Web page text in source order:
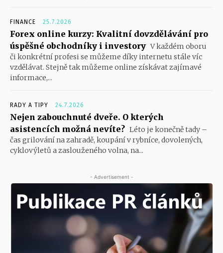
FINANCE 25.7.2026
Forex online kurzy: Kvalitní dovzdělávání pro
úspěšné obchodníky i investory V každém oboru
či konkrétní profesi se můžeme díky internetu stále víc
vzdělávat. Stejně tak můžeme online získávat zajímavé
informace,...
RADY A TIPY 24.7.2026
Nejen zabouchnuté dveře. O kterých
asistencích možná nevíte? Léto je konečně tady –
čas grilování na zahradě, koupání v rybníce, dovolených,
cyklovýletů a zaslouženého volna, na...
- Advertisement -